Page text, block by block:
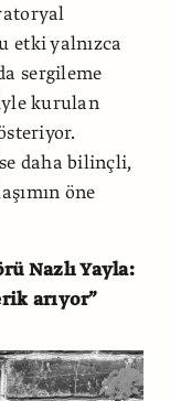
etki yalnızca
sergileme
kurulan
daha bilinçli,
öne
Nazlı Yayla:
arıyor”